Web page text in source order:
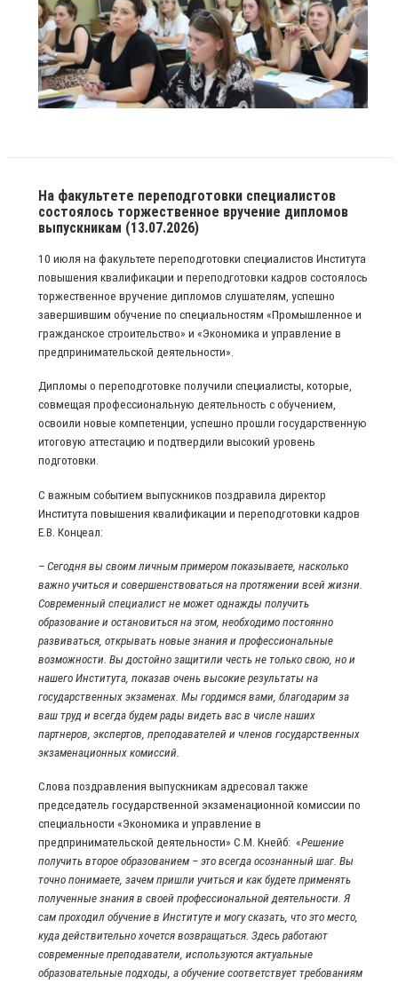
На факультете переподготовки специалистов
состоялось торжественное вручение дипломов
выпускникам (13.07.2026)
10 июля на факультете переподготовки специалистов Института
повышения квалификации и переподготовки кадров состоялось
торжественное вручение дипломов слушателям, успешно
завершившим обучение по специальностям «Промышленное и
гражданское строительство» и «Экономика и управление в
предпринимательской деятельности».
Дипломы о переподготовке получили специалисты, которые,
совмещая профессиональную деятельность с обучением,
освоили новые компетенции, успешно прошли государственную
итоговую аттестацию и подтвердили высокий уровень
подготовки.
С важным событием выпускников поздравила директор
Института повышения квалификации и переподготовки кадров
Е.В. Концеал:
– Сегодня вы своим личным примером показываете, насколько
важно учиться и совершенствоваться на протяжении всей жизни.
Современный специалист не может однажды получить
образование и остановиться на этом, необходимо постоянно
развиваться, открывать новые знания и профессиональные
возможности. Вы достойно защитили честь не только свою, но и
нашего Института, показав очень высокие результаты на
государственных экзаменах. Мы гордимся вами, благодарим за
ваш труд и всегда будем рады видеть вас в числе наших
партнеров, экспертов, преподавателей и членов государственных
экзаменационных комиссий.
Слова поздравления выпускникам адресовал также
председатель государственной экзаменационной комиссии по
специальности «Экономика и управление в
предпринимательской деятельности» С.М. Кнейб: «Решение
получить второе образованием – это всегда осознанный шаг. Вы
точно понимаете, зачем пришли учиться и как будете применять
полученные знания в своей профессиональной деятельности. Я
сам проходил обучение в Институте и могу сказать, что это место,
куда действительно хочется возвращаться. Здесь работают
современные преподаватели, используются актуальные
образовательные подходы, а обучение соответствует требованиям